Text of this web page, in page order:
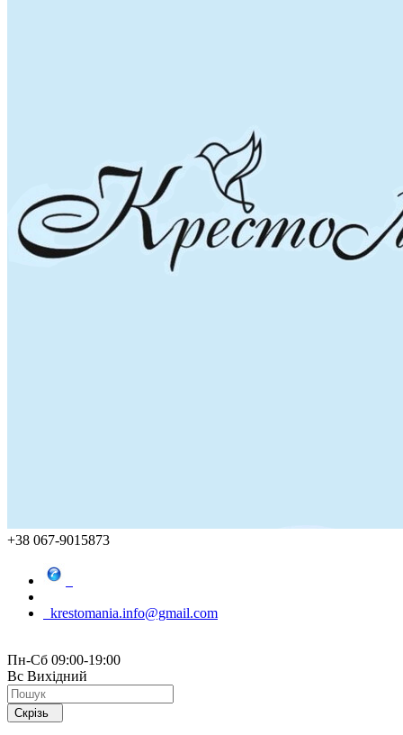
+38 067-9015873
krestomania.info@gmail.com
Пн-Сб 09:00-19:00
Вс Вихідний
Скрізь